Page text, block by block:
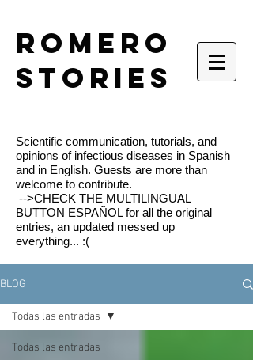
romero
stories
Scientific communication, tutorials, and
opinions of infectious diseases in Spanish
and in English. Guests are more than
welcome to contribute.
-->CHECK THE MULTILINGUAL
BUTTON ESPAÑOL for all the original
entries, an updated messed up
everything... :(
BLOG
Todas las entradas
Todas las entradas